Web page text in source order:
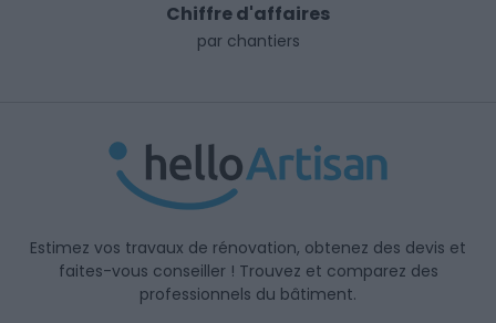
Chiffre d'affaires
par chantiers
Estimez vos travaux de rénovation, obtenez des devis et
faites-vous conseiller ! Trouvez et comparez des
professionnels du bâtiment.